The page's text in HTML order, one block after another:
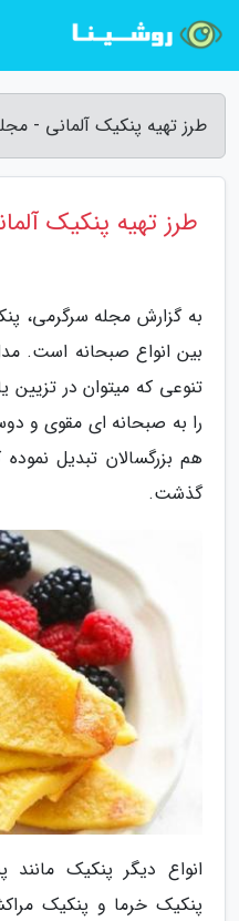
طرز تهیه پنکیک آلمانی -
طرز تهیه پنکیک
به گزارش مجله سرگرمی،
بین انواع صبحانه است.
تنوعی که میتوان در تزیین
را به صبحانه ای مقوی و
هم بزرگسالان تبدیل
گذشت.
انواع دیگر پنکیک مانند
پنکیک خرما و پنکیک